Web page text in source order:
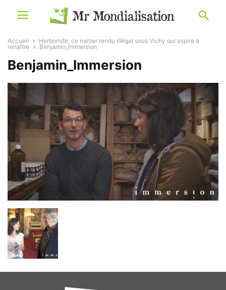
Accueil
Herboriste, ce métier rendu illégal sous Vichy qui aspire à
renaître
Benjamin_Immersion
Benjamin_Immersion